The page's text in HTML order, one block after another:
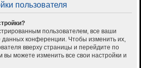
пользователя
пользователем, все ваши
данных конференции. Чтобы изменить их,
вверху страницы и перейдите по
вы можете изменить все свои настройки и